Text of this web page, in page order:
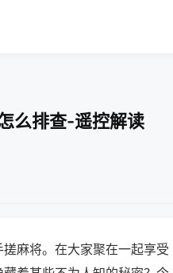
么排查-遥控解读
麻将。在大家聚在一起享受